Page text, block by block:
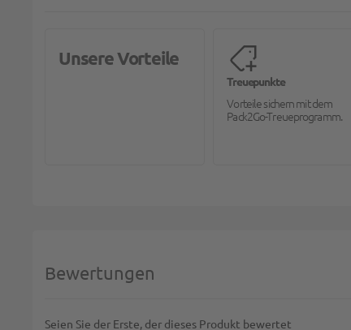
Unsere Vorteile
Treuepunkte
Vorteile sichern mit dem
Pack2Go-Treueprogramm.
Bewertungen
Seien Sie der Erste, der dieses Produkt bewertet